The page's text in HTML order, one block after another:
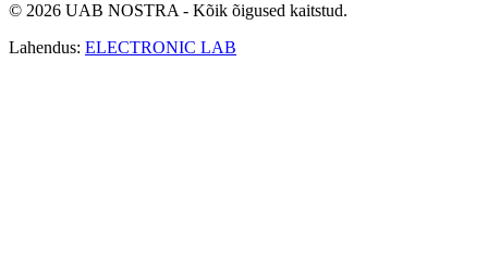
© 2026 UAB NOSTRA - Kõik õigused kaitstud.
Lahendus: ELECTRONIC LAB